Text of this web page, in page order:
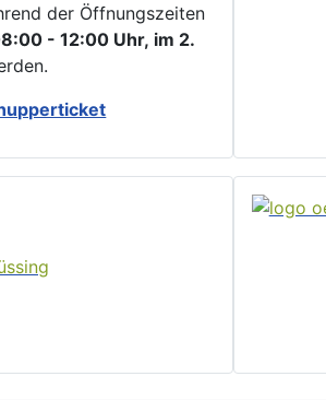
der Öffnungszeiten
- 12:00 Uhr, im 2.